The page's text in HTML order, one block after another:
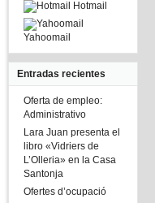
Hotmail
Yahoomail
Entradas recientes
Oferta de empleo:
Administrativo
Lara Juan presenta el
libro «Vidriers de
L’Olleria» en la Casa
Santonja
Ofertes d’ocupació